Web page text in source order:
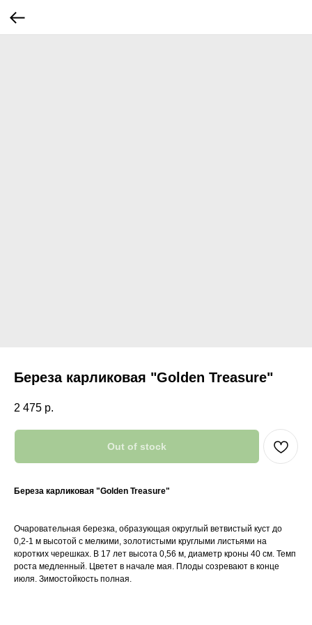
Береза карликовая "Golden Treasure"
2 475 р.
Out of stock
Береза карликовая "Golden Treasure"
Очаровательная березка, образующая округлый ветвистый куст до
0,2-1 м высотой с мелкими, золотистыми круглыми листьями на
коротких черешках. В 17 лет высота 0,56 м, диаметр кроны 40 см. Темп
роста медленный. Цветет в начале мая. Плоды созревают в конце
июля. Зимостойкость полная.